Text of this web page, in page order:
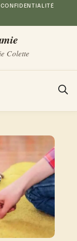
Colette